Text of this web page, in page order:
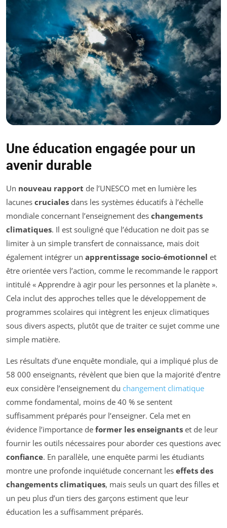
Une éducation engagée pour un
avenir durable
Un nouveau rapport de l’UNESCO met en lumière les
lacunes cruciales dans les systèmes éducatifs à l’échelle
mondiale concernant l’enseignement des changements
climatiques. Il est souligné que l’éducation ne doit pas se
limiter à un simple transfert de connaissance, mais doit
également intégrer un apprentissage socio-émotionnel et
être orientée vers l’action, comme le recommande le rapport
intitulé « Apprendre à agir pour les personnes et la planète ».
Cela inclut des approches telles que le développement de
programmes scolaires qui intègrent les enjeux climatiques
sous divers aspects, plutôt que de traiter ce sujet comme une
simple matière.
Les résultats d’une enquête mondiale, qui a impliqué plus de
58 000 enseignants, révèlent que bien que la majorité d’entre
eux considère l’enseignement du changement climatique
comme fondamental, moins de 40 % se sentent
suffisamment préparés pour l’enseigner. Cela met en
évidence l’importance de former les enseignants et de leur
fournir les outils nécessaires pour aborder ces questions avec
confiance. En parallèle, une enquête parmi les étudiants
montre une profonde inquiétude concernant les effets des
changements climatiques, mais seuls un quart des filles et
un peu plus d’un tiers des garçons estiment que leur
éducation les a suffisamment préparés.